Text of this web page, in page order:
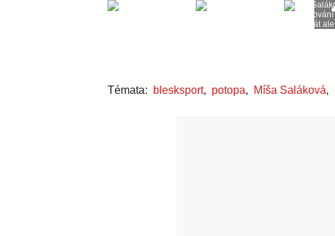
Témata: blesksport, potopa, Míša Saláková,